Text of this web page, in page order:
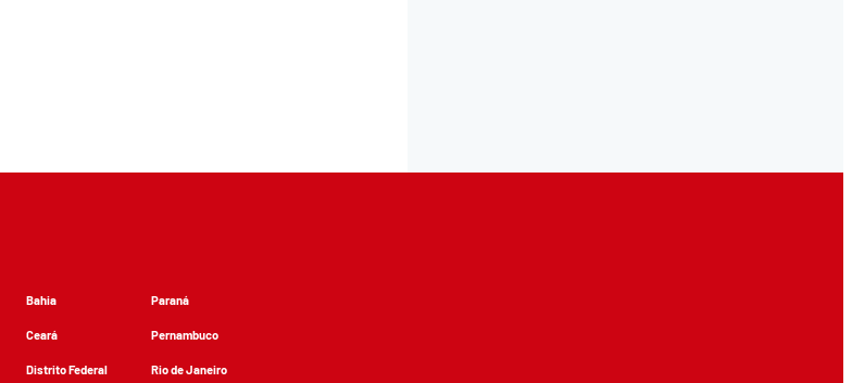
Bahia
Ceará
Distrito Federal
Paraná
Pernambuco
Rio de Janeiro